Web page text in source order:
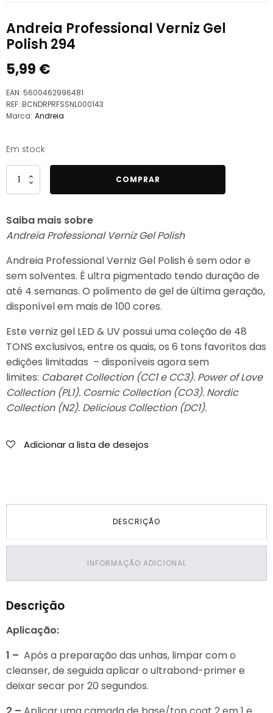
Andreia Professional Verniz Gel
Polish 294
5,99 €
EAN: 5600462996481
REF: BCNDRPRFSSNL000143
Marca: Andreia
Em stock
Quantidade
de
Professional
Verniz
Polish
294
COMPRAR
Saiba mais sobre
Andreia Professional Verniz Gel Polish
Andreia Professional Verniz Gel Polish é sem odor e
sem solventes. É ultra pigmentado tendo duração de
até 4 semanas. O polimento de gel de última geração,
disponível em mais de 100 cores.
Este verniz gel LED & UV possui uma coleção de 48
TONS exclusivos, entre os quais, os 6 tons favoritos das
edições limitadas – disponíveis agora sem
limites: Cabaret Collection (CC1 e CC3). Power of Love
Collection (PL1). Cosmic Collection (CO3). Nordic
Collection (N2). Delicious Collection (DC1).
Adicionar a lista de desejos
DESCRIÇÃO
INFORMAÇÃO ADICIONAL
Descrição
Aplicação:
1 – Após a preparação das unhas, limpar com o
cleanser, de seguida aplicar o ultrabond-primer e
deixar secar por 20 segundos.